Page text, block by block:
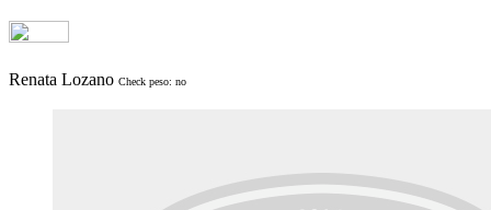
Renata Lozano Check peso: no